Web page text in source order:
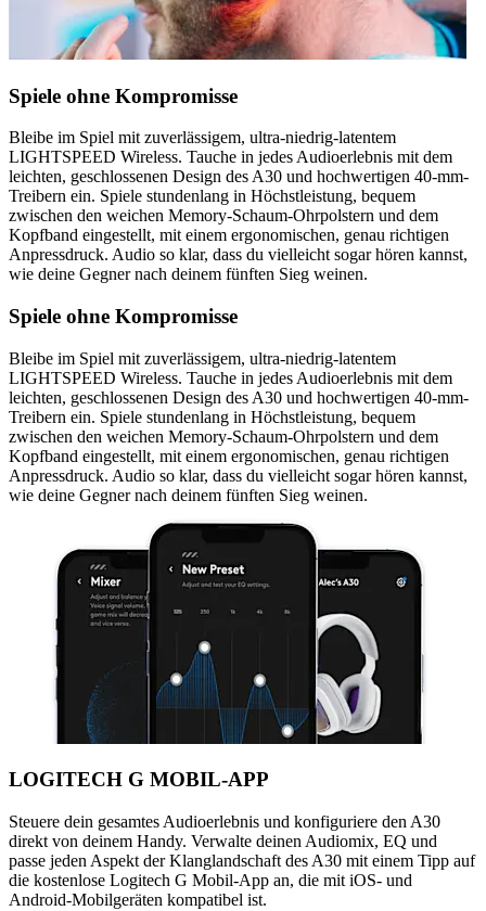
Spiele ohne Kompromisse
Bleibe im Spiel mit zuverlässigem, ultra-niedrig-latentem
LIGHTSPEED Wireless. Tauche in jedes Audioerlebnis mit dem
leichten, geschlossenen Design des A30 und hochwertigen 40-mm-
Treibern ein. Spiele stundenlang in Höchstleistung, bequem
zwischen den weichen Memory-Schaum-Ohrpolstern und dem
Kopfband eingestellt, mit einem ergonomischen, genau richtigen
Anpressdruck. Audio so klar, dass du vielleicht sogar hören kannst,
wie deine Gegner nach deinem fünften Sieg weinen.
Spiele ohne Kompromisse
Bleibe im Spiel mit zuverlässigem, ultra-niedrig-latentem
LIGHTSPEED Wireless. Tauche in jedes Audioerlebnis mit dem
leichten, geschlossenen Design des A30 und hochwertigen 40-mm-
Treibern ein. Spiele stundenlang in Höchstleistung, bequem
zwischen den weichen Memory-Schaum-Ohrpolstern und dem
Kopfband eingestellt, mit einem ergonomischen, genau richtigen
Anpressdruck. Audio so klar, dass du vielleicht sogar hören kannst,
wie deine Gegner nach deinem fünften Sieg weinen.
LOGITECH G MOBIL-APP
Steuere dein gesamtes Audioerlebnis und konfiguriere den A30
direkt von deinem Handy. Verwalte deinen Audiomix, EQ und
passe jeden Aspekt der Klanglandschaft des A30 mit einem Tipp auf
die kostenlose Logitech G Mobil-App an, die mit iOS- und
Android-Mobilgeräten kompatibel ist.